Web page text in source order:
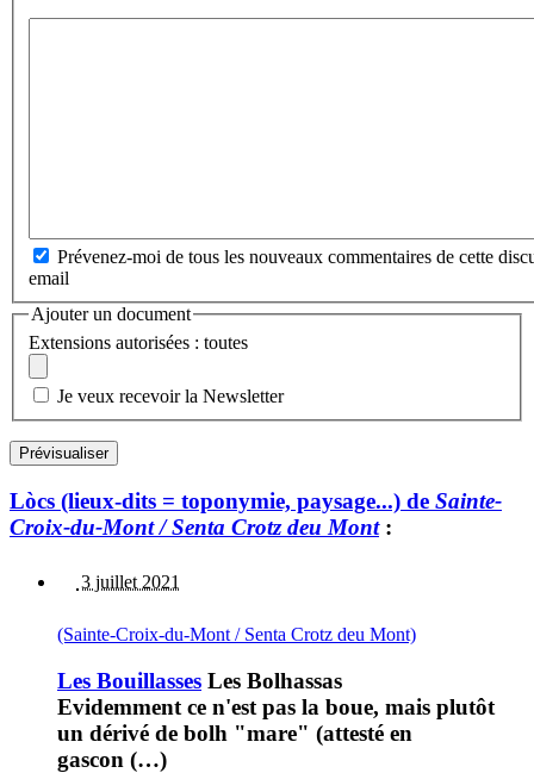
Prévenez-moi de tous les nouveaux commentaires de cette
email
Ajouter un document
Extensions autorisées : toutes
Je veux recevoir la Newsletter
Lòcs (lieux-dits = toponymie, paysage...) de Sainte-
Croix-du-Mont / Senta Crotz deu Mont:
3 juillet 2021
(Sainte-Croix-du-Mont / Senta Crotz deu Mont)
Les Bouillasses Les Bolhassas
Evidemment ce n'est pas la boue, mais plutôt
un dérivé de bolh "mare" (attesté en
gascon (…)